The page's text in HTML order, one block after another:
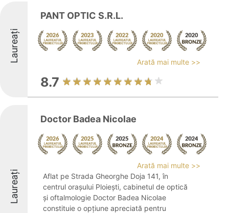
Laureați
PANT OPTIC S.R.L.
Arată mai multe >>
8.7
Laureați
Doctor Badea Nicolae
Arată mai multe >>
Aflat pe Strada Gheorghe Doja 141, în
centrul orașului Ploiești, cabinetul de optică
și oftalmologie Doctor Badea Nicolae
constituie o opțiune apreciată pentru